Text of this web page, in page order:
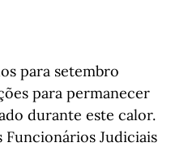
para setembro
para permanecer
durante este calor.
Judiciais